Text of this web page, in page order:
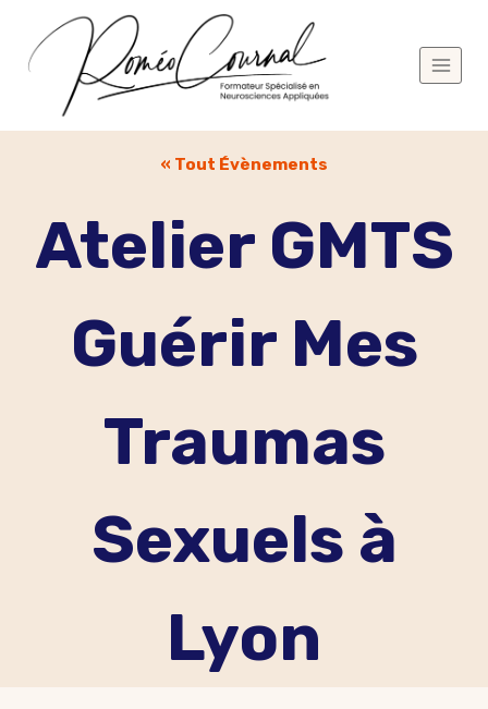
contenu
« Tout Évènements
Atelier GMTS
Guérir Mes
Traumas
Sexuels à
Lyon